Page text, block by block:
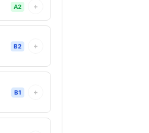
A2 +
B2 +
B1 +